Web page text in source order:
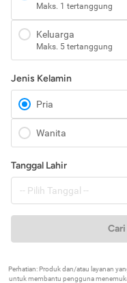
Maks. 1 tertanggung
Keluarga
Maks. 5 tertanggung
Jenis Kelamin
Pria
Wanita
Tanggal Lahir
Perhatian: Produk dan/atau layanan
untuk membantu pengguna